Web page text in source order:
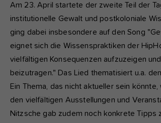
Am 23. April startete der zweite Teil der
institutionelle Gewalt und postkoloniale
ging dabei insbesondere auf den Song
eignet sich die Wissenspraktiken der
vielfältigen Konsequenzen aufzuzeigen
beizutragen." Das Lied thematisiert u.a.
Ein Thema, das nicht aktueller sein
den vielfältigen Ausstellungen und
Nitzsche gab zudem noch konkrete Tipps